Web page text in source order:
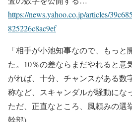
https://news.yahoo.co.jp/articles/
825226c8ac9ef
「相手が小池知事なので、もっ
た。10％の差ならまだやれると意
がれば、十分、チャンスがある数
称など、スキャンダルが騒動にな
ただ、正直なところ、風頼みの選
幹部)